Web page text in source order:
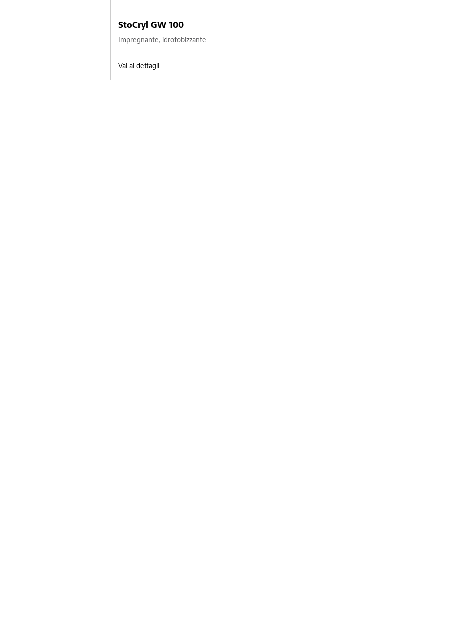
StoCryl GW 100
Impregnante, idrofobizzante
Vai ai dettagli